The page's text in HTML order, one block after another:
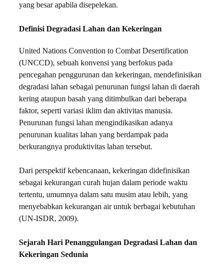
yang besar apabila disepelekan.
Definisi Degradasi Lahan dan Kekeringan
United Nations Convention to Combat Desertification
(UNCCD), sebuah konvensi yang berfokus pada
pencegahan penggurunan dan kekeringan, mendefinisikan
degradasi lahan sebagai penurunan fungsi lahan di daerah
kering ataupun basah yang ditimbulkan dari beberapa
faktor, seperti variasi iklim dan aktivitas manusia.
Penurunan fungsi lahan mengindikasikan adanya
penurunan kualitas lahan yang berdampak pada
berkurangnya produktivitas lahan tersebut.
Dari perspektif kebencanaan, kekeringan didefinisikan
sebagai kekurangan curah hujan dalam periode waktu
tertentu, umumnya dalam satu musim atau lebih, yang
menyebabkan kekurangan air untuk berbagai kebutuhan
(UN-ISDR, 2009).
Sejarah Hari Penanggulangan Degradasi Lahan dan
Kekeringan Sedunia